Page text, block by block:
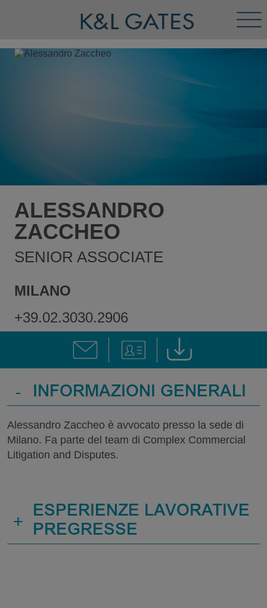
ALESSANDRO
ZACCHEO
SENIOR ASSOCIATE
MILANO
+39.02.3030.2906
- INFORMAZIONI GENERALI
Alessandro Zaccheo è avvocato presso la sede di
Milano. Fa parte del team di Complex Commercial
Litigation and Disputes.
+
ESPERIENZE LAVORATIVE
PREGRESSE